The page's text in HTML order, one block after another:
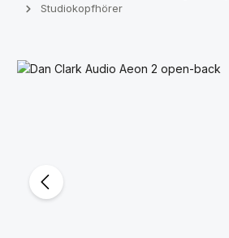
Studiokopfhörer
Bildergalerie überspringen